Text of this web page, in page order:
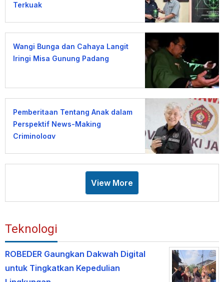
Terkuak
Wangi Bunga dan Cahaya Langit
Iringi Misa Gunung Padang
Pemberitaan Tentang Anak dalam
Perspektif News-Making
Criminology
View More
Teknologi
ROBEDER Gaungkan Dakwah Digital
untuk Tingkatkan Kepedulian